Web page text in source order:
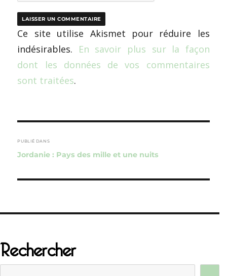
Ce site utilise Akismet pour réduire les
indésirables. En savoir plus sur la façon
dont les données de vos commentaires
sont traitées.
de
l’article
PUBLIÉ DANS
Jordanie : Pays des mille et une nuits
Rechercher